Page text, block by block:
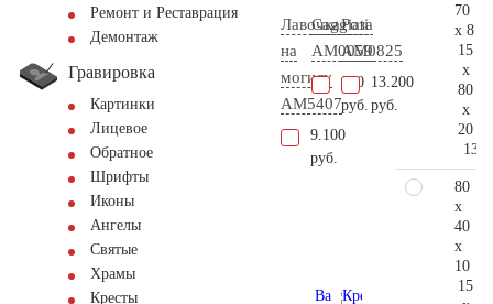
Ремонт и Реставрация
Демонтаж
Гравировка
Картинки
Лицевое
Обратное
Шрифты
Иконы
Ангелы
Святые
Храмы
Кресты
Лавочка
на
могилу
AM5407
9.100
руб.
Caggiati
AM0059
900
руб.
Роза
AM0825
13.200
руб.
70
x 8
15
x
80
x
20
80
x
40
x
10
15